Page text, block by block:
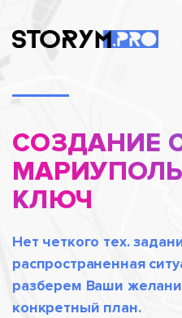
СОЗДАНИЕ
КЛЮЧ
Нет четкого тех.
распространенная
разберем Ваши
конкретный план.